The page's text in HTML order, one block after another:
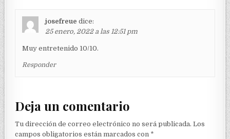
josefreue dice:
25 enero, 2022 a las 12:51 pm
Muy entretenido 10/10.
Responder
Deja un comentario
Tu dirección de correo electrónico no será publicada. Los
campos obligatorios están marcados con *